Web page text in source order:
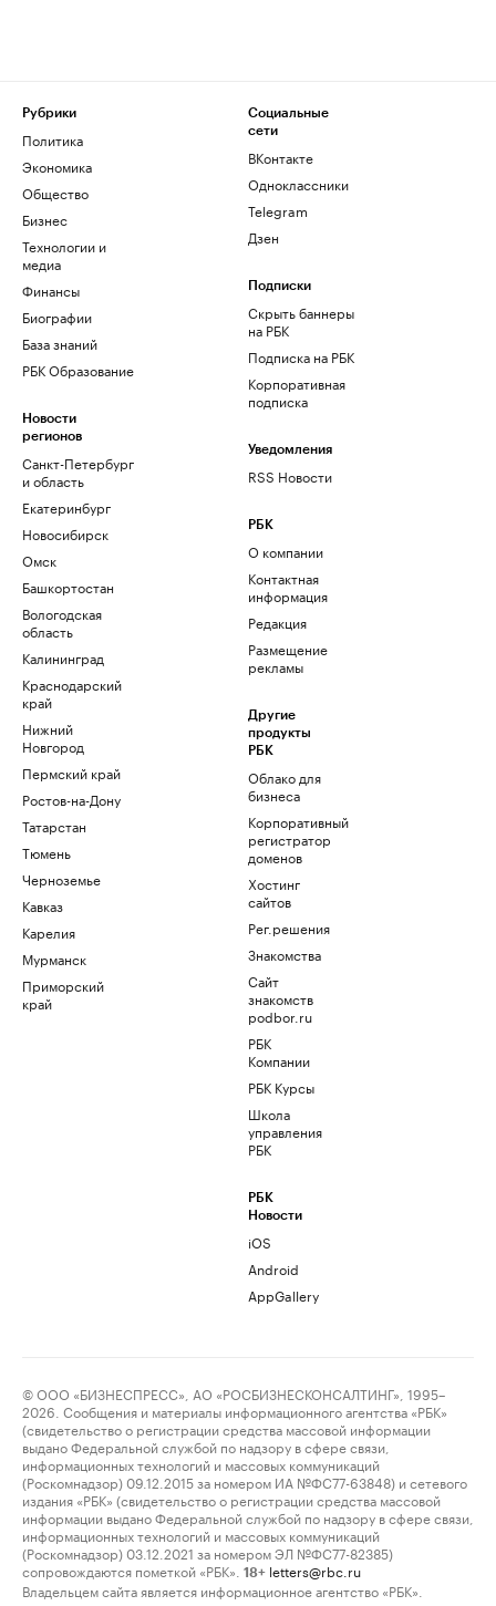
Рубрики
Политика
Экономика
Общество
Бизнес
Технологии и
медиа
Финансы
Биографии
База знаний
РБК Образование
Новости
регионов
Санкт-Петербург
и область
Екатеринбург
Новосибирск
Омск
Башкортостан
Вологодская
область
Калининград
Краснодарский
край
Нижний
Новгород
Пермский край
Ростов-на-Дону
Татарстан
Тюмень
Черноземье
Кавказ
Карелия
Мурманск
Приморский
край
Социальные
сети
ВКонтакте
Одноклассники
Telegram
Дзен
Подписки
Скрыть баннеры
на РБК
Подписка на РБК
Корпоративная
подписка
Уведомления
RSS Новости
РБК
О компании
Контактная
информация
Редакция
Размещение
рекламы
Другие
продукты
РБК
Облако для
бизнеса
Корпоративный
регистратор
доменов
Хостинг
сайтов
Рег.решения
Знакомства
Сайт
знакомств
podbor.ru
РБК
Компании
РБК Курсы
Школа
управления
РБК
РБК
Новости
iOS
Android
AppGallery
© ООО «БИЗНЕСПРЕСС», АО «РОСБИЗНЕСКОНСАЛТИНГ», 1995–
2026. Сообщения и материалы информационного агентства «РБК»
(свидетельство о регистрации средства массовой информации
выдано Федеральной службой по надзору в сфере связи,
информационных технологий и массовых коммуникаций
(Роскомнадзор) 09.12.2015 за номером ИА №ФС77-63848) и сетевого
издания «РБК» (свидетельство о регистрации средства массовой
информации выдано Федеральной службой по надзору в сфере связи,
информационных технологий и массовых коммуникаций
(Роскомнадзор) 03.12.2021 за номером ЭЛ №ФС77-82385)
сопровождаются пометкой «РБК».
18+ letters@rbc.ru
Владельцем сайта является информационное агентство «РБК».